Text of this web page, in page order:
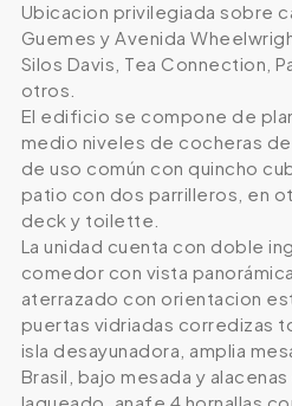
Ubicacion privilegiada sobre
Guemes y Avenida
Silos Davis, Tea Connection,
otros.
El edificio se compone de
medio niveles de cocheras de
de uso común con quincho
patio con dos parrilleros, en
deck y toilette.
La unidad cuenta con doble
comedor con vista
aterrazado con orientacion
puertas vidriadas corredizas
isla desayunadora, amplia
Brasil, bajo mesada y